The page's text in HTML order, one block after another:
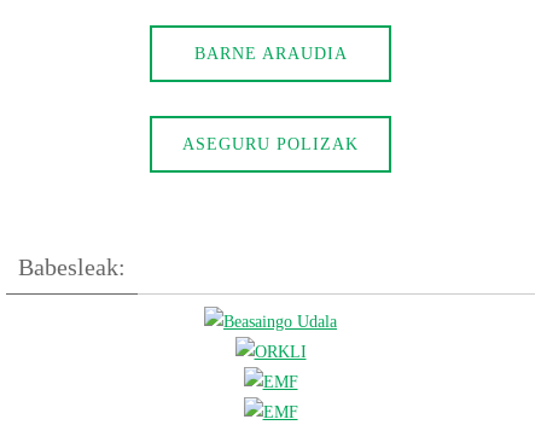
BARNE ARAUDIA
ASEGURU POLIZAK
Babesleak: